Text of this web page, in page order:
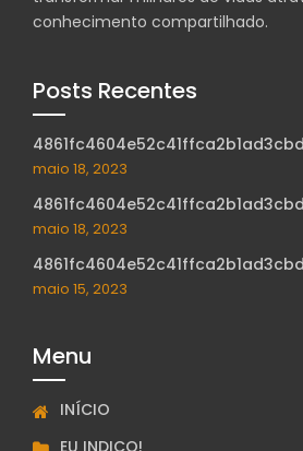
conhecimento compartilhado.
Posts Recentes
maio 18, 2023
maio 18, 2023
maio 15, 2023
Menu
INÍCIO